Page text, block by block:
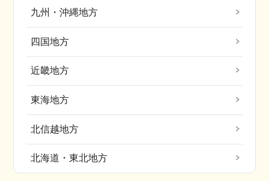
九州・沖縄地方
四国地方
近畿地方
東海地方
北信越地方
北海道・東北地方